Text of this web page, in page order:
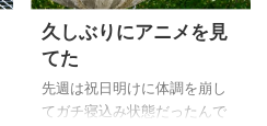
が、定価の2割ちょっと引きと
いう、コロナ前と同じような
価格だったので待っていてよ
かったなと思います。 いつ買
えるんだろうかとヤキモキし
久しぶりにアニメを見
てた
先週は祝日明けに体調を崩し
てガチ寝込み状態だったんで